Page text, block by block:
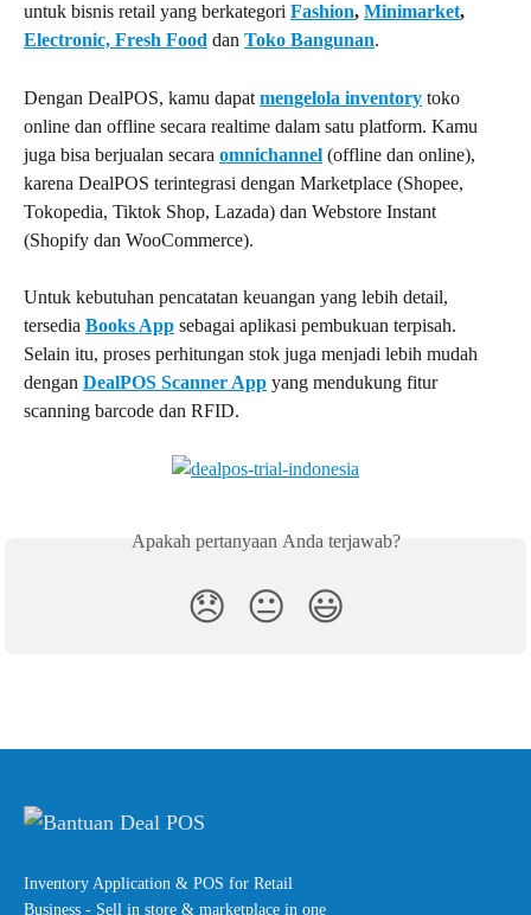
untuk bisnis retail yang berkategori Fashion, Minimarket,
Electronic, Fresh Food dan Toko Bangunan.
Dengan DealPOS, kamu dapat mengelola inventory toko
online dan offline secara realtime dalam satu platform. Kamu
juga bisa berjualan secara omnichannel (offline dan online),
karena DealPOS terintegrasi dengan Marketplace (Shopee,
Tokopedia, Tiktok Shop, Lazada) dan Webstore Instant
(Shopify dan WooCommerce).
Untuk kebutuhan pencatatan keuangan yang lebih detail,
tersedia Books App sebagai aplikasi pembukuan terpisah.
Selain itu, proses perhitungan stok juga menjadi lebih mudah
dengan DealPOS Scanner App yang mendukung fitur
scanning barcode dan RFID.
Apakah pertanyaan Anda terjawab?
😞 😐 😃
Inventory Application & POS for Retail
Business - Sell in store & marketplace in one